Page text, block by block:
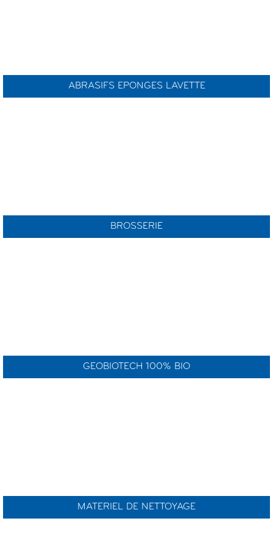
ABRASIFS EPONGES LAVETTE
BROSSERIE
GEOBIOTECH 100% BIO
MATERIEL DE NETTOYAGE